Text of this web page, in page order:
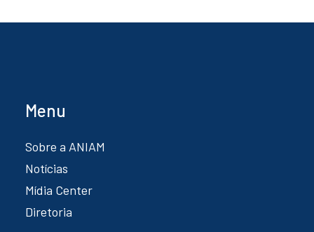
Menu
Sobre a ANIAM
Notícias
Mídia Center
Diretoria